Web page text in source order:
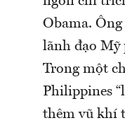
Obama.
lãnh đạo Mỹ
Trong một
Philippines
thêm vũ khí